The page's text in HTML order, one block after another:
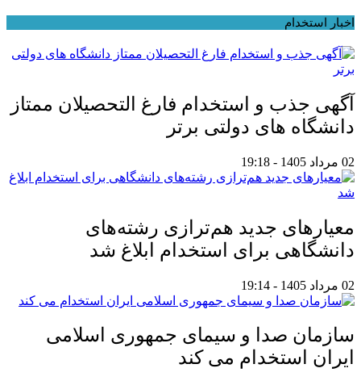
اخبار استخدام
آگهی جذب و استخدام فارغ التحصیلان ممتاز
دانشگاه های دولتی برتر
02 مرداد 1405 - 19:18
معیار‌های جدید هم‌ترازی رشته‌های
دانشگاهی برای استخدام ابلاغ شد
02 مرداد 1405 - 19:14
سازمان صدا و سیمای جمهوری اسلامی
ایران استخدام می کند